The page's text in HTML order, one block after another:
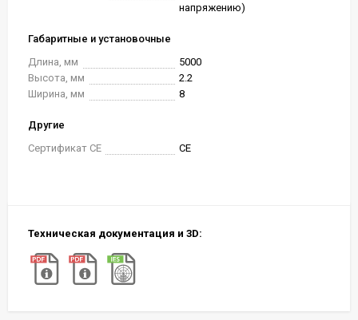
напряжению)
Габаритные и установочные
Длина, мм
5000
Высота, мм
2.2
Ширина, мм
8
Другие
Сертификат CE
CE
Техническая документация и 3D: